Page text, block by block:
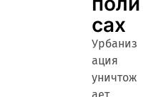
сах
Урбаниз
ация
уничтож